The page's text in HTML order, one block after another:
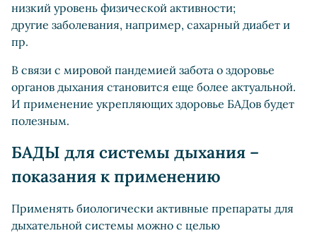
низкий уровень физической активности;
другие заболевания, например, сахарный диабет и
пр.
В связи с мировой пандемией забота о здоровье
органов дыхания становится еще более актуальной.
И применение укрепляющих здоровье БАДов будет
полезным.
БАДЫ для системы дыхания –
показания к применению
Применять биологически активные препараты для
дыхательной системы можно с целью